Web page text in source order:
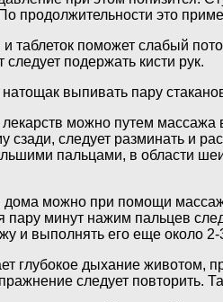
продолжительности это
таблеток поможет слабый
подержать кисти рук.
выпивать пару
можно путем массажа
сзади, следует разминать и
пальцами, в области
дома можно при помощи
пару минут нажим пальцев
и выполнять его еще около 2-
глубокое дыхание животом,
следует повторить.